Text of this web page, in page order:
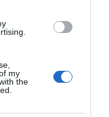
my
the